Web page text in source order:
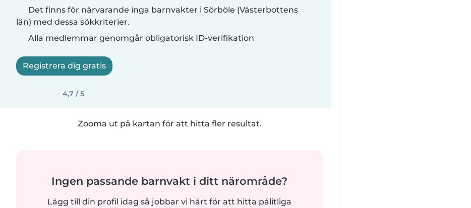
Det finns för närvarande inga barnvakter i Sörböle (Västerbottens
län) med dessa sökkriterier.
Alla medlemmar genomgår obligatorisk ID-verifikation
Registrera dig gratis
4,7 / 5
Zooma ut på kartan för att hitta fler resultat.
Ingen passande barnvakt i ditt närområde?
Lägg till din profil idag så jobbar vi hårt för att hitta pålitliga